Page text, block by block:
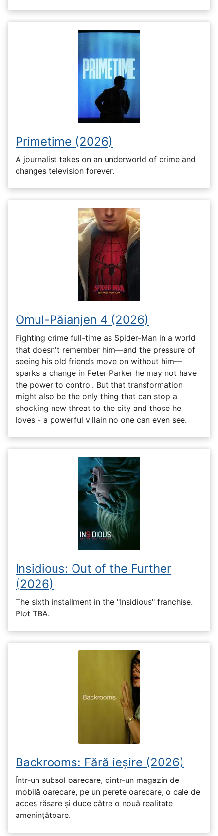
Primetime (2026)
A journalist takes on an underworld of crime and
changes television forever.
Omul-Păianjen 4 (2026)
Fighting crime full-time as Spider-Man in a world
that doesn't remember him—and the pressure of
seeing his old friends move on without him—
sparks a change in Peter Parker he may not have
the power to control. But that transformation
might also be the only thing that can stop a
shocking new threat to the city and those he
loves - a powerful villain no one can even see.
Insidious: Out of the Further
(2026)
The sixth installment in the "Insidious" franchise.
Plot TBA.
Backrooms: Fără ieșire (2026)
Într-un subsol oarecare, dintr-un magazin de
mobilă oarecare, pe un perete oarecare, o cale de
acces răsare și duce către o nouă realitate
amenințătoare.